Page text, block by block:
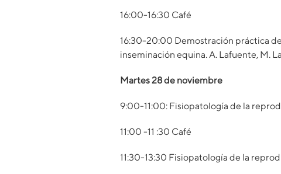
16:00-16:30 Café
16:30-20:00 Demostración práctica
inseminación equina. A. Lafuente, M.
Martes 28 de noviembre
9:00-11:00: Fisiopatología de la
11:00 -11 :30 Café
11:30-13:30 Fisiopatología de la